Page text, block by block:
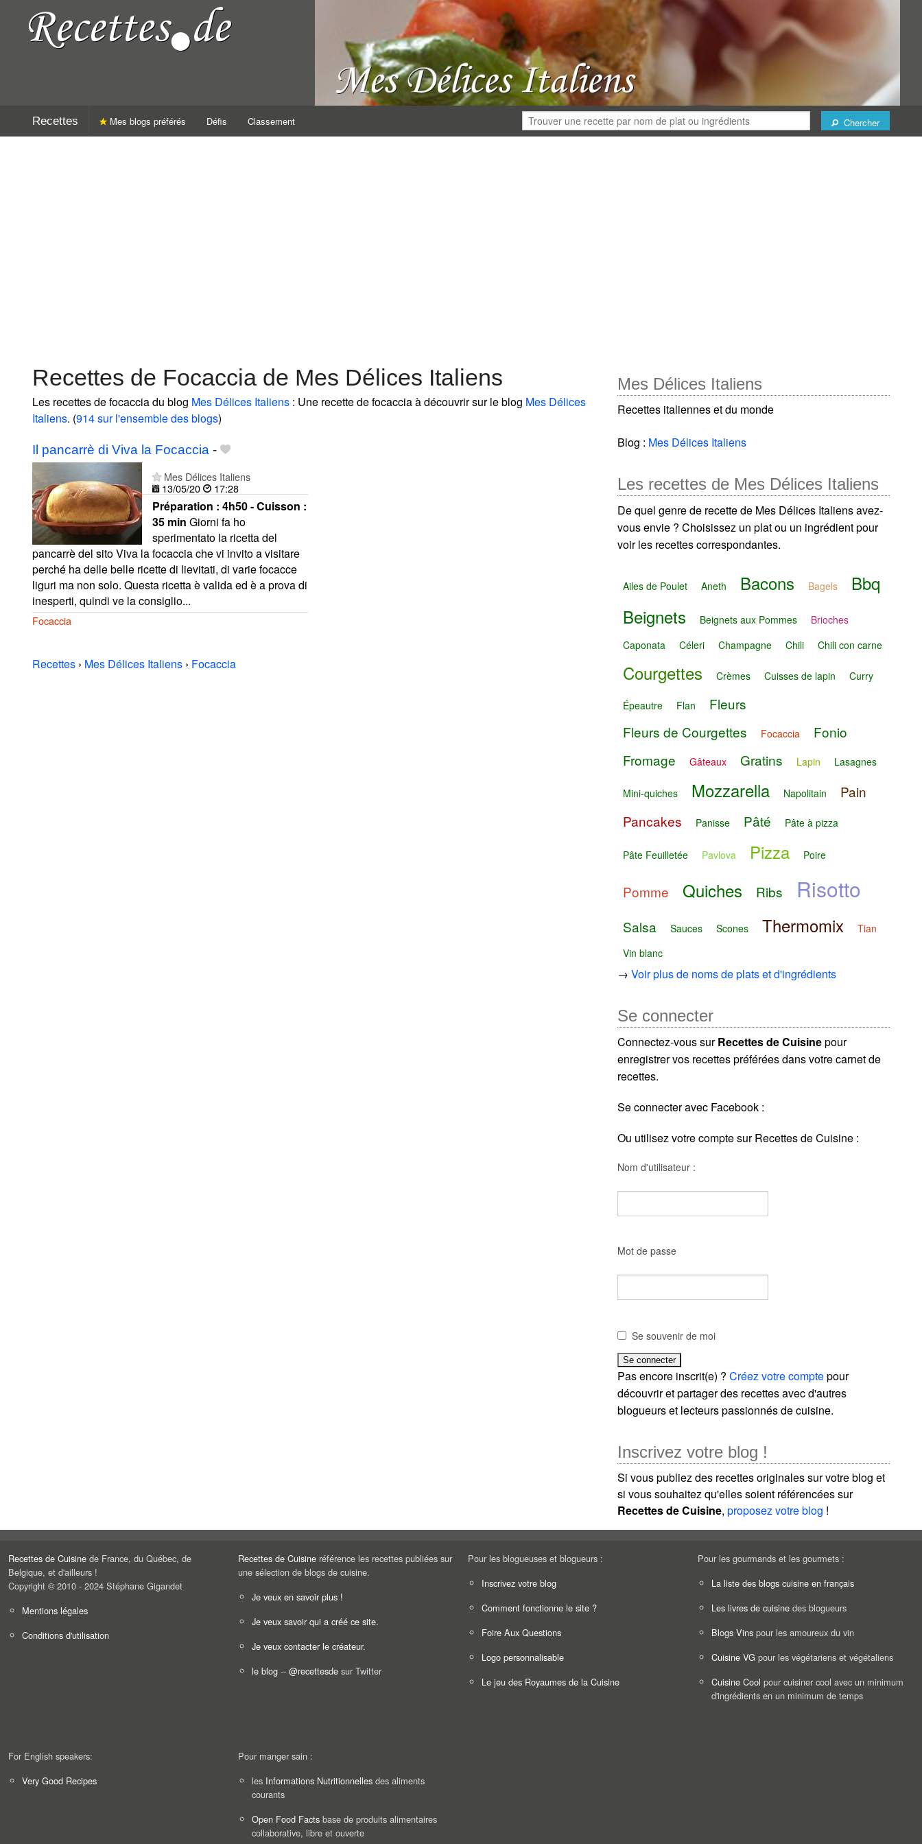
Recettes Chercher
Mes blogs préférés Défis Classement
Recettes de Focaccia de Mes Délices Italiens
Les recettes de focaccia du blog Mes Délices Italiens : Une recette de focaccia à découvrir sur le blog Mes Délices
Italiens. (914 sur l'ensemble des blogs)
Il pancarrè di Viva la Focaccia -
Mes Délices Italiens
13/05/20
17:28
Préparation : 4h50 - Cuisson :
35 min Giorni fa ho
sperimentato la ricetta del
pancarrè del sito Viva la focaccia che vi invito a visitare
perché ha delle belle ricette di lievitati, di varie focacce
liguri ma non solo. Questa ricetta è valida ed è a prova di
inesperti, quindi ve la consiglio...
Focaccia
Recettes › Mes Délices Italiens › Focaccia
Mes Délices Italiens
Recettes italiennes et du monde
Blog : Mes Délices Italiens
Les recettes de Mes Délices Italiens
De quel genre de recette de Mes Délices Italiens avez-
vous envie ? Choisissez un plat ou un ingrédient pour
voir les recettes correspondantes.
Ailes de Poulet Aneth Bacons Bagels
Bbq
Beignets
Beignets aux Pommes
Brioches
Caponata
Céleri Champagne Chili Chili con carne
Courgettes Crèmes Cuisses de lapin Curry
Épeautre Flan
Fleurs
Fleurs de Courgettes
Focaccia
Fonio
Fromage
Gâteaux Gratins Lapin Lasagnes
Mini-quiches Mozzarella Napolitain
Pain
Pancakes
Panisse Pâté Pâte à pizza
Pâte Feuilletée Pavlova Pizza Poire
Pomme Quiches Ribs Risotto
Salsa Sauces Scones Thermomix
Tian
Vin blanc
→Voir plus de noms de plats et d'ingrédients
Se connecter
Connectez-vous surRecettes de Cuisinepour
enregistrer vos recettes préférées dans votre carnet de
recettes.
Se connecter avec Facebook :
Ou utilisez votre compte sur Recettes de Cuisine :
Nom d'utilisateur :
Mot de passe
Se souvenir de moi
Pas encore inscrit(e) ?Créez votre comptepour
découvrir et partager des recettes avec d'autres
blogueurs et lecteurs passionnés de cuisine.
Inscrivez votre blog !
Si vous publiez des recettes originales sur votre blog et
si vous souhaitez qu'elles soient référencées sur
Recettes de Cuisine,proposez votre blog !
Recettes de Cuisine de France, du Québec, de
Belgique, et d'ailleurs !
Copyright © 2010 - 2024 Stéphane Gigandet
Mentions légales
Conditions d'utilisation
Recettes de Cuisine référence les recettes publiées sur
une sélection de blogs de cuisine.
Je veux en savoir plus !
Je veux savoir qui a créé ce site.
Je veux contacter le créateur.
le blog -- @recettesde sur Twitter
Pour les blogueuses et blogueurs :
Inscrivez votre blog
Comment fonctionne le site ?
Foire Aux Questions
Logo personnalisable
Le jeu des Royaumes de la Cuisine
Pour les gourmands et les gourmets :
La liste des blogs cuisine en français
Les livres de cuisine des blogueurs
Blogs Vins pour les amoureux du vin
Cuisine VG pour les végétariens et végétaliens
Cuisine Cool pour cuisiner cool avec un minimum
d'ingrédients en un minimum de temps
For English speakers:
Very Good Recipes
Pour manger sain :
les Informations Nutritionnelles des aliments
courants
Open Food Facts base de produits alimentaires
collaborative, libre et ouverte